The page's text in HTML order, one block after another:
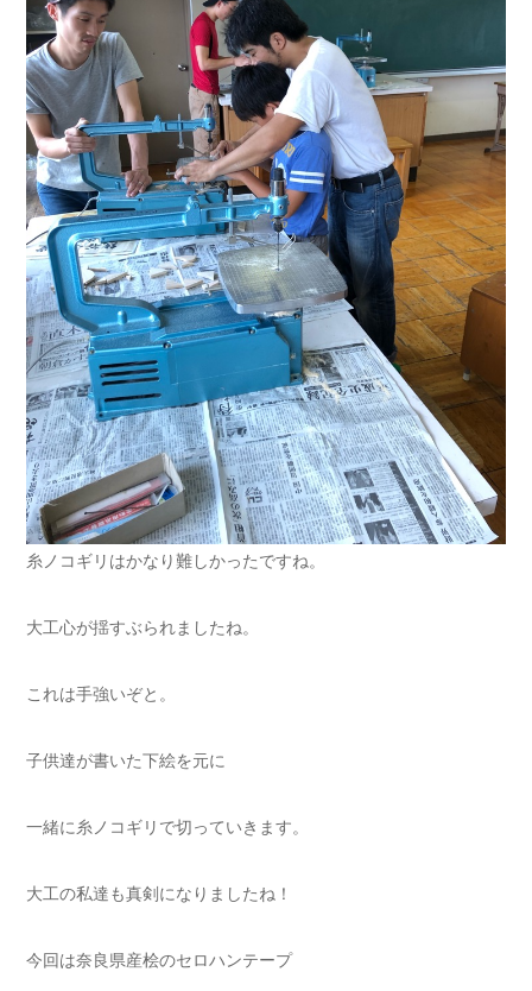
糸ノコギリはかなり難しかったですね。
大工心が揺すぶられましたね。
これは手強いぞと。
子供達が書いた下絵を元に
一緒に糸ノコギリで切っていきます。
大工の私達も真剣になりましたね！
今回は奈良県産桧のセロハンテープ